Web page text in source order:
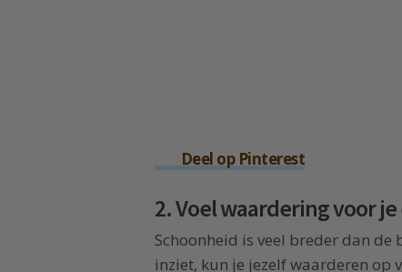
Deel op Pinterest
2. Voel waardering voor
Schoonheid is veel breder dan
inziet, kun je jezelf waarderen op